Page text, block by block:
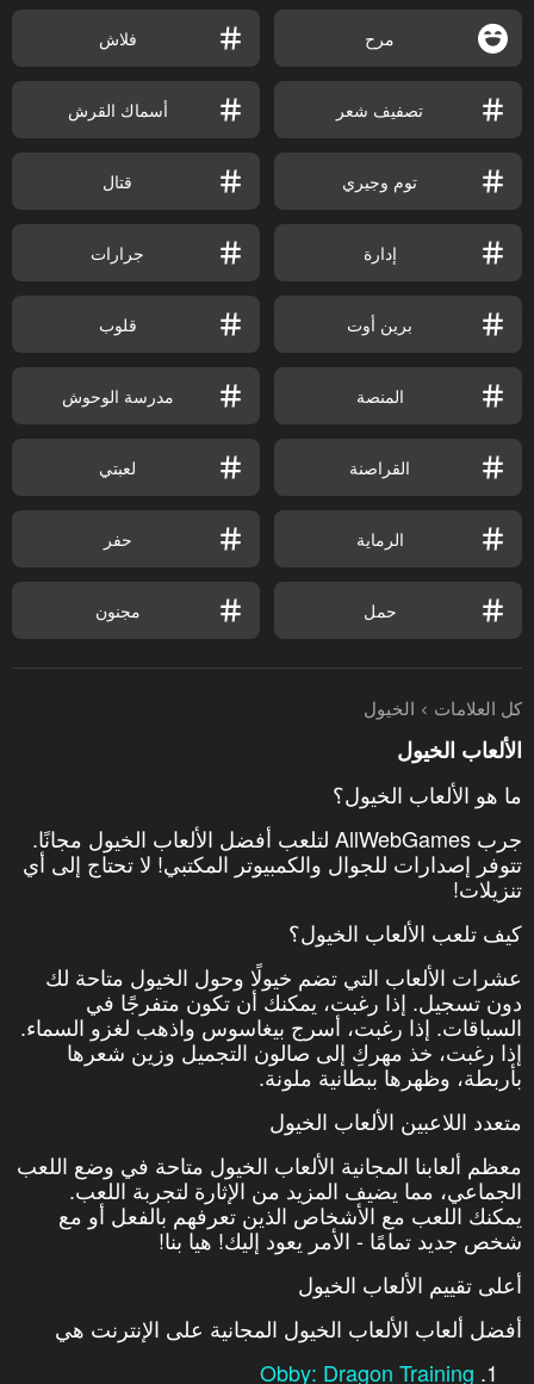
مرح فلاش
تصفيف شعر أسماك القرش
توم وجيري قتال
إدارة جرارات
برين أوت قلوب
المنصة مدرسة الوحوش
القراصنة لعبتي
الرماية حفر
حمل مجنون
كل العلامات الخيول
الألعاب الخيول
ما هو الألعاب الخيول؟
جرب AllWebGames لتلعب أفضل الألعاب الخيول مجانًا.
تتوفر إصدارات للجوال والكمبيوتر المكتبي! لا تحتاج إلى أي
تنزيلات!
كيف تلعب الألعاب الخيول؟
عشرات الألعاب التي تضم خيولًا وحول الخيول متاحة لك
دون تسجيل. إذا رغبت، يمكنك أن تكون متفرجًا في
السباقات. إذا رغبت، أسرج بيغاسوس واذهب لغزو السماء.
إذا رغبت، خذ مهركِ إلى صالون التجميل وزين شعرها
بأربطة، وظهرها ببطانية ملونة.
متعدد اللاعبين الألعاب الخيول
معظم ألعابنا المجانية الألعاب الخيول متاحة في وضع اللعب
الجماعي، مما يضيف المزيد من الإثارة لتجربة اللعب.
يمكنك اللعب مع الأشخاص الذين تعرفهم بالفعل أو مع
شخص جديد تمامًا - الأمر يعود إليك! هيا بنا!
أعلى تقييم الألعاب الخيول
أفضل ألعاب الألعاب الخيول المجانية على الإنترنت هي
Obby: Dragon Training